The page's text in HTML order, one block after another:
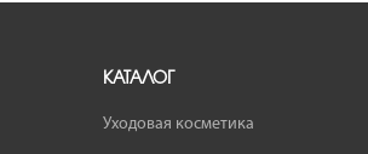
КАТАЛОГ
Уходовая косметика